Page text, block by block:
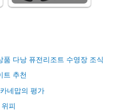
다낭 퓨전리조트 수영장 조식
트 추천
네맙의 평가
피